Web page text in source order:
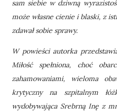
sam siebie w dziwną
może własne cienie i blaski, z
zdawał sobie sprawy.
W powieści autorka
Miłość spełniona, choć
zahamowaniami, wieloma
krytyczny na szpitalnym
wydobywająca Srebrną Inę z